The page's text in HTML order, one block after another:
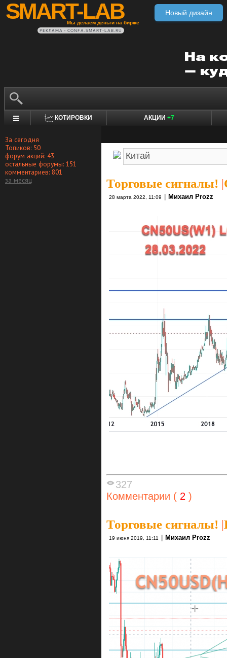
SMART-LAB
Мы делаем деньги на бирже
Новый дизайн
РЕКЛАМА • CONFA.SMART-LAB.RU
КОТИРОВКИ АКЦИИ +7
За сегодня
Топиков: 50
форум акций: 43
остальные форумы: 151
комментариев: 801
за месяц
Торговые сигналы! |
28 марта 2022, 11:09 Михаил Prozz
327
Комментарии ( 2 )
Торговые сигналы! |
19 июня 2019, 11:11 | Михаил Prozz